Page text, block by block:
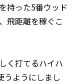
持った5番ウッド
飛距離を稼ぐこ
く打てるハイハ
うようにしまし